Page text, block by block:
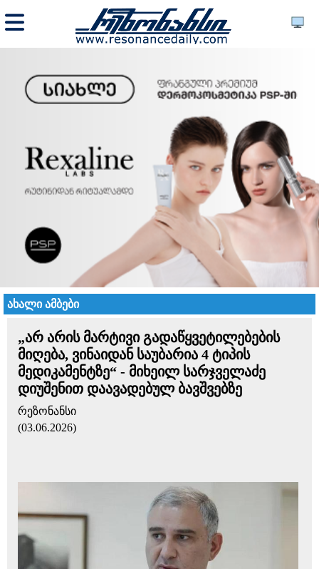
ახალი ამბები
„არ არის მარტივი გადაწყვეტილებების
მიღება, ვინაიდან საუბარია 4 ტიპის
მედიკამენტზე“ - მიხეილ სარჯველაძე
დიუშენით დაავადებულ ბავშვებზე
რეზონანსი
(03.06.2026)